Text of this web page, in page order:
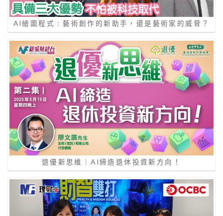
AI繪圖程式 : 藝術創作的新助手，還是藝術家的威脅？
退優新思維｜AI締造退休投資新方向！